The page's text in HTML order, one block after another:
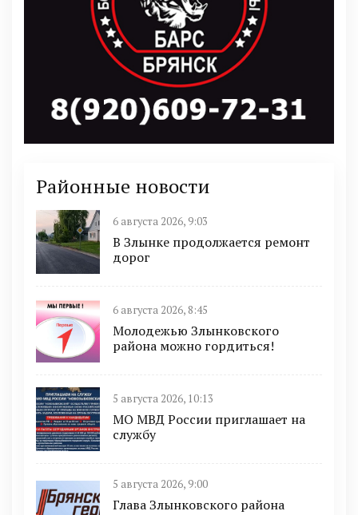
Районные новости
6 августа 2026, 9:03
В Злынке продолжается ремонт
дорог
6 августа 2026, 8:45
Молодежью Злынковского
района можно гордиться!
5 августа 2026, 10:13
МО МВД России приглашает на
службу
5 августа 2026, 9:00
Глава Злынковского района